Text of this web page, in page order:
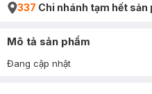
337 Chi nhánh tạm hết sản
Mô tả sản phẩm
Đang cập nhật